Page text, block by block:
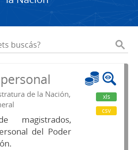
de la Nación,
magistrados,
del Poder
xls
csv